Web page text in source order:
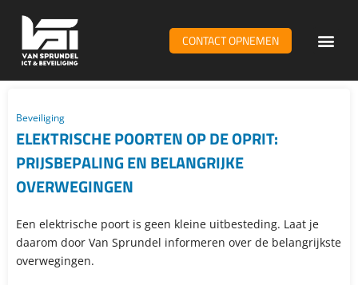
CONTACT OPNEMEN
Beveiliging
ELEKTRISCHE POORTEN OP DE OPRIT:
PRIJSBEPALING EN BELANGRIJKE
OVERWEGINGEN
Een elektrische poort is geen kleine uitbesteding. Laat je
daarom door Van Sprundel informeren over de belangrijkste
overwegingen.